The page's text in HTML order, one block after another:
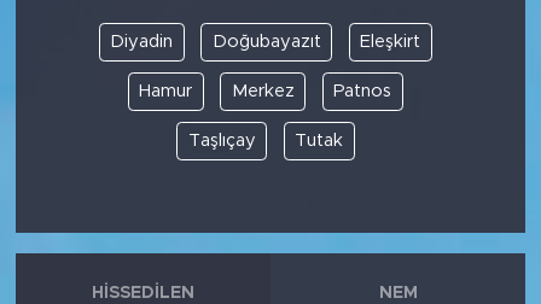
Diyadin Doğubayazıt Eleşkirt
Hamur Merkez Patnos
Taşlıçay Tutak
HISSEDILEN NEM